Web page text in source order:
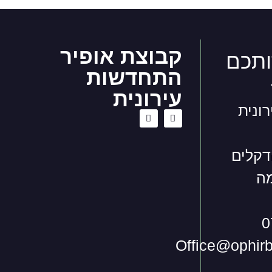
קבוצת אופיר
התחדשות
עירונית